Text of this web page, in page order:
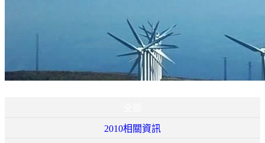
2010相關資訊